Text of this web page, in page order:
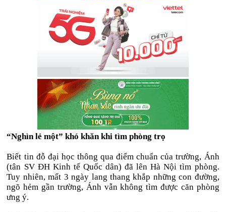
“Nghìn lẻ một” khó khăn khi tìm phòng trọ
Biết tin đỗ đại học thông qua điểm chuẩn của trường, Ánh
(tân SV ĐH Kinh tế Quốc dân) đã lên Hà Nội tìm phòng.
Tuy nhiên, mất 3 ngày lang thang khắp những con đường,
ngõ hẻm gần trường, Ánh vẫn không tìm được căn phòng
ưng ý.